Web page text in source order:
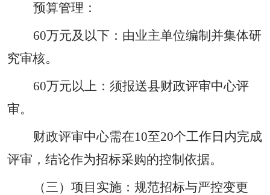
预算管理：
60万元及以下：由业主单位编制并集体研
究审核。
60万元以上：须报送县财政评审中心评
审。
财政评审中心需在10至20个工作日内完成
评审，结论作为招标采购的控制依据。
（三）项目实施：规范招标与严控变更